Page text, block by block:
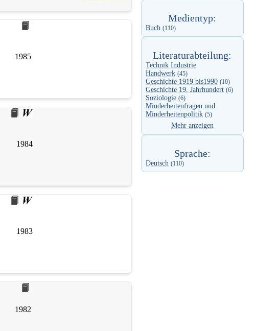
Medientyp:
Buch (110)
Literaturabteilung:
Technik Industrie
Handwerk (45)
Geschichte 1919 bis1990 (10)
Geschichte 19. Jahrhundert (6)
Soziologie (6)
Minderheitenfragen und
Minderheitenpolitik (5)
Mehr anzeigen
Sprache:
Deutsch (110)
1985
1984
1983
1982